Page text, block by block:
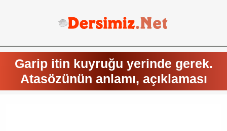
Garip itin kuyruğu yerinde gerek.
Atasözünün anlamı, açıklaması